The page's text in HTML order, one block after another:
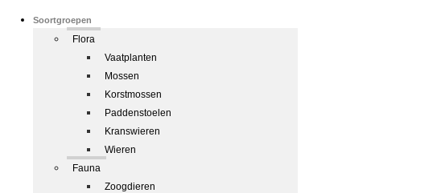
Soortgroepen
Flora
Vaatplanten
Mossen
Korstmossen
Paddenstoelen
Kranswieren
Wieren
Fauna
Zoogdieren